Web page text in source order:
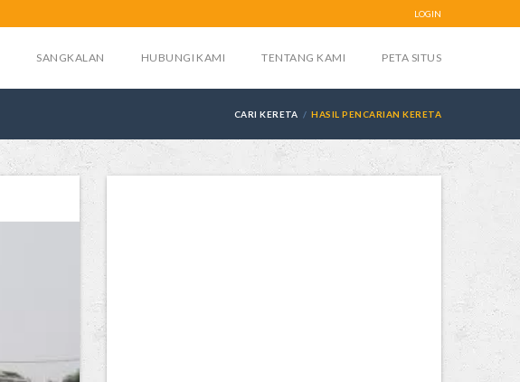
LOGIN
SANGKALAN HUBUNGI KAMI TENTANG KAMI PETA SITUS
CARI KERETA HASIL PENCARIAN KERETA